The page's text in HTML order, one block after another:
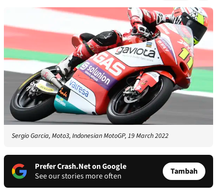
Sergio Garcia, Moto3, Indonesian MotoGP, 19 March 2022
Prefer Crash.Net on Google
See our stories more often
Tambah